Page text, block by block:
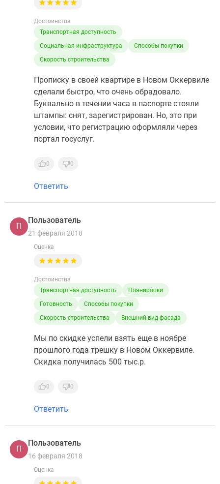
Достоинства
Транспортная доступность
Социальная инфраструктура
Способы покупки
Скорость строительства
Прописку в своей квартире в Новом Оккервиле
сделали быстро, что очень обрадовало.
Буквально в течении часа в паспорте стояли
штампы: снят, зарегистрирован. Но, это при
условии, что регистрацию оформляли через
портал госуслуг.
0 0
Ответить
П
Пользователь
21 февраля 2018
Оценка
Достоинства
Транспортная доступность
Планировки
Готовность
Способы покупки
Скорость строительства
Внешний вид фасада
Мы по скидке успели взять еще в ноябре
прошлого года трешку в Новом Оккервиле.
Скидка получилась 500 тыc.р.
0 0
Ответить
П
Пользователь
16 февраля 2018
Оценка